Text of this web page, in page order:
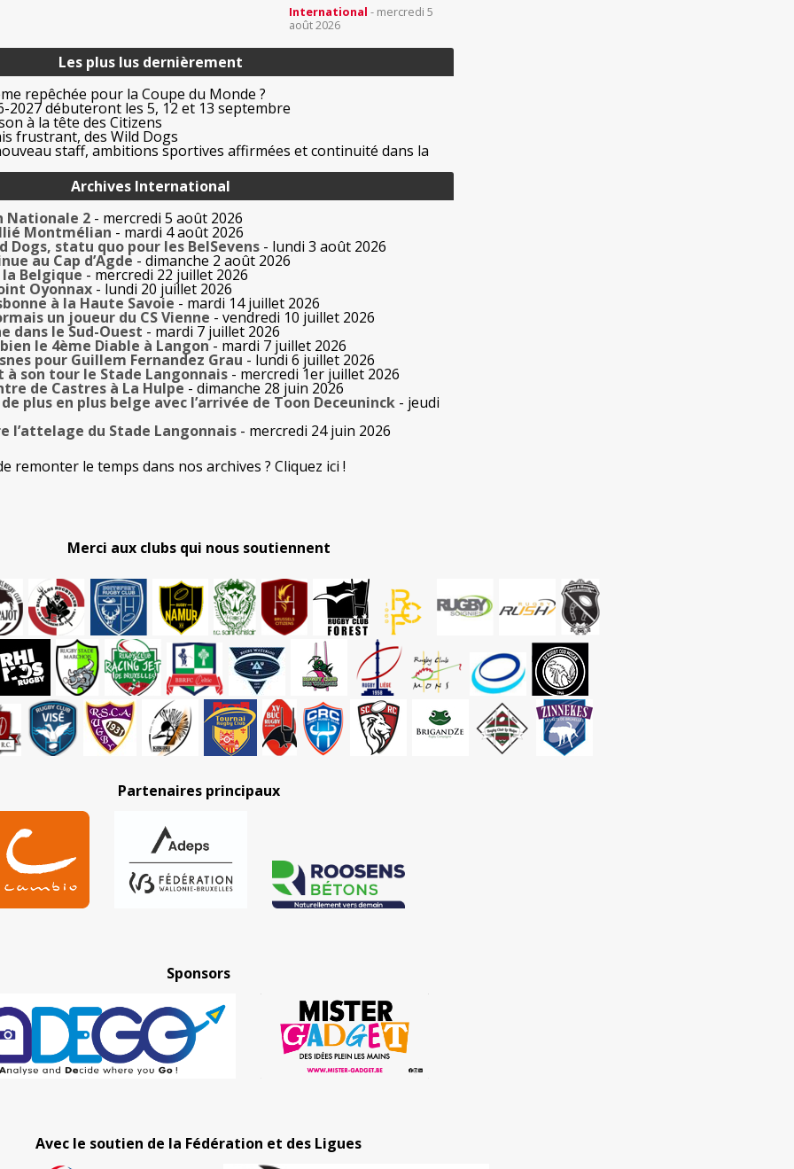
International - mercredi 5
août 2026
Les plus lus dernièrement
repêchée pour la Coupe du Monde ?
2027 débuteront les 5, 12 et 13 septembre
à la tête des Citizens
frustrant, des Wild Dogs
staff, ambitions sportives affirmées et continuité dans la
Archives International
Nationale 2 - mercredi 5 août 2026
Montmélian - mardi 4 août 2026
Dogs, statu quo pour les BelSevens - lundi 3 août 2026
au Cap d’Agde - dimanche 2 août 2026
Belgique - mercredi 22 juillet 2026
Oyonnax - lundi 20 juillet 2026
à la Haute Savoie - mardi 14 juillet 2026
un joueur du CS Vienne - vendredi 10 juillet 2026
dans le Sud-Ouest - mardi 7 juillet 2026
le 4ème Diable à Langon- mardi 7 juillet 2026
pour Guillem Fernandez Grau - lundi 6 juillet 2026
son tour le Stade Langonnais - mercredi 1er juillet 2026
de Castres à La Hulpe - dimanche 28 juin 2026
plus en plus belge avec l’arrivée de Toon Deceuninck - jeudi
l’attelage du Stade Langonnais - mercredi 24 juin 2026
remonter le temps dans nos archives ? Cliquez ici !
Merci aux clubs qui nous soutiennent
Partenaires principaux
Sponsors
Avec le soutien de la Fédération et des Ligues